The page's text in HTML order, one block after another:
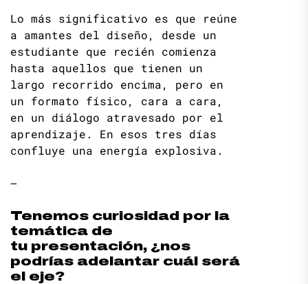
Lo más significativo es que reúne
a amantes del diseño, desde un
estudiante que recién comienza
hasta aquellos que tienen un
largo recorrido encima, pero en
un formato físico, cara a cara,
en un diálogo atravesado por el
aprendizaje. En esos tres días
confluye una energía explosiva.
–
Tenemos curiosidad por la
temática de
tu presentación, ¿nos
podrías adelantar cuál será
el eje?